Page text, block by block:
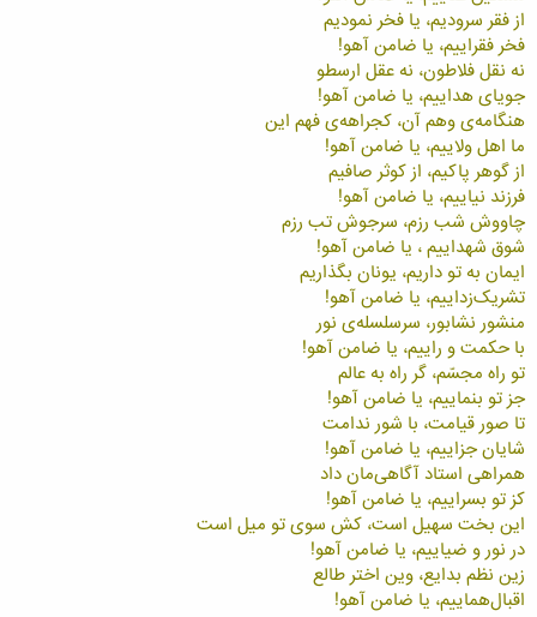
از فقر سروديم، يا فخر نموديم
فخر فقراييم، يا ضامن آهو!
نه نقل فلاطون، نه عقل ارسطو
جويای هداييم، يا ضامن آهو!
هنگامه‌ی وهم آن، کجراهه‌ی فهم اين
ما اهل ولاييم، يا ضامن آهو!
از گوهر پاکيم، از کوثر صافيم
فرزند نياييم، يا ضامن آهو!
چاووش شب رزم، سرجوش تب رزم
شوق شهداييم ، يا ضامن آهو!
ايمان به تو داريم، يونان بگذاريم
تشريک‌زداييم، يا ضامن آهو!
منشور نشابور، سرسلسله‌ی نور
با حکمت و راييم، يا ضامن آهو!
تو راه مجسّم، گر راه به عالم
جز تو بنماييم، يا ضامن آهو!
تا صور قيامت، با شور ندامت
شايان جزاييم، يا ضامن آهو!
همراهی استاد آگاهی‌مان داد
کز تو بسراييم، يا ضامن آهو!
اين بخت سهيل است، کش سوی تو ميل است
در نور و ضياييم، يا ضامن آهو!
زين نظم بدايع، وين اختر طالع
اقبال‌هماييم، يا ضامن آهو!